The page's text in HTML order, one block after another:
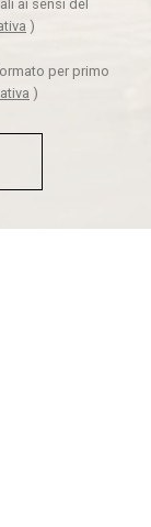
ai sensi del
)
per primo
)